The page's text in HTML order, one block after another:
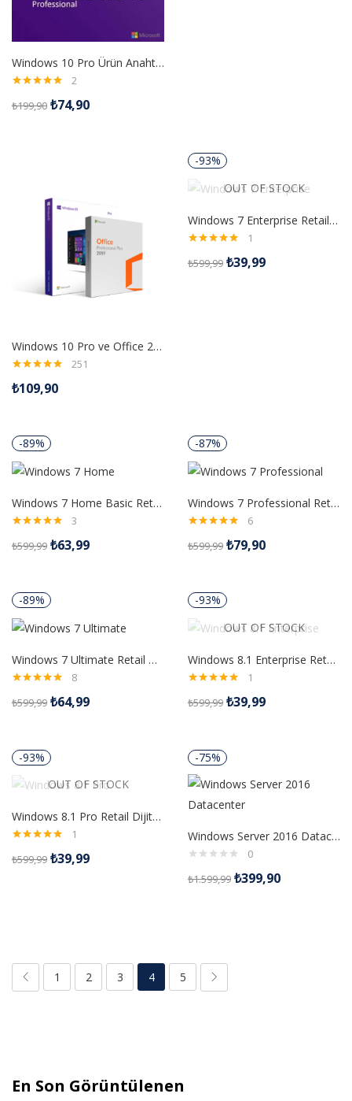
Windows 10 Pro Ürün Anahtarı
5.00oy aldı
2
₺199,90 ₺74,90
Windows 10 Pro ve Office 2019 Pro Plus Dijital Lisans Anahtarı
4.99oy aldı
251
₺109,90
-93%
OUT OF STOCK
Windows 7 Enterprise Retail Dijital Lisans Anahtarı
5.00oy aldı
1
₺599,99 ₺39,99
-89%
Windows 7 Home Basic Retail Dijital Lisans Anahtarı
5.00oy aldı
3
₺599,99 ₺63,99
-87%
Windows 7 Professional Retail Dijital Lisans Anahtarı
5.00oy aldı
6
₺599,99 ₺79,90
-89%
Windows 7 Ultimate Retail Dijital Lisans Anahtarı
5.00oy aldı
8
₺599,99 ₺64,99
-93%
OUT OF STOCK
Windows 8.1 Enterprise Retail Dijital Lisans Anahtarı
5.00oy aldı
1
₺599,99 ₺39,99
-93%
OUT OF STOCK
Windows 8.1 Pro Retail Dijital Lisans Anahtarı
5.00oy aldı
1
₺599,99 ₺39,99
-75%
Windows Server 2016 Datacenter Dijital Lisans
0
₺1.599,99 ₺399,90
1 2 3 4 5
En Son Görüntülenen